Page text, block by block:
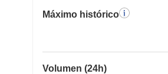
Máximo histórico
Volumen (24h)